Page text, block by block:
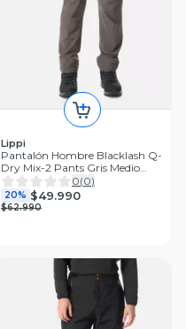
Lippi
Pantalón Hombre Blacklash Q-
Dry Mix-2 Pants Gris Medio
Lippi I26
0(0)
20% $49.990
$62.990